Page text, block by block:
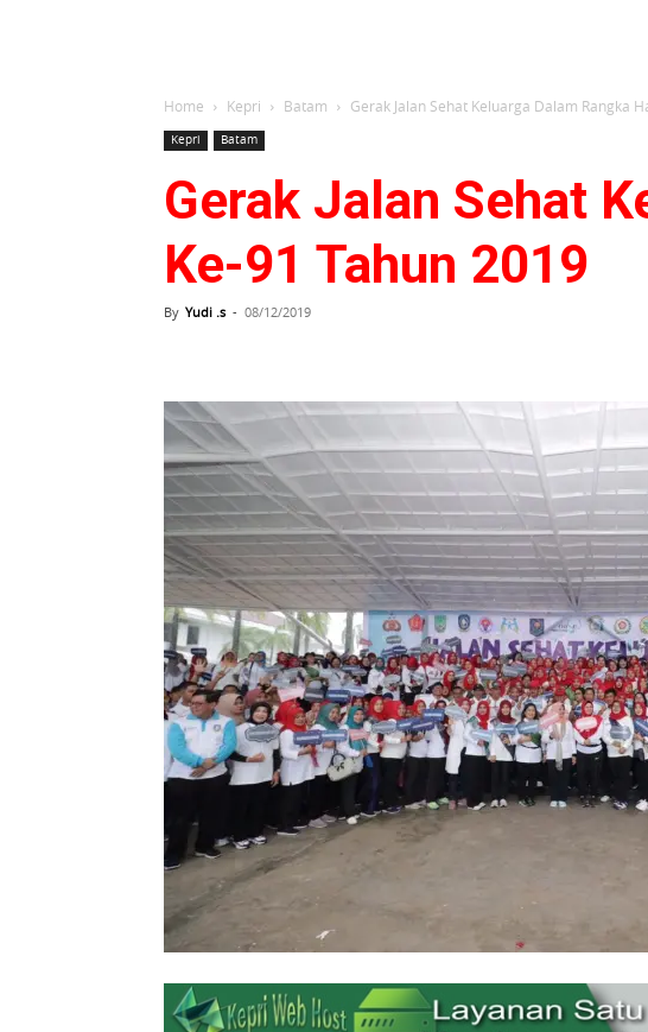
Home Kepri Batam Gerak Jalan Sehat Keluarga Dalam Rangka
Kepri Batam
Gerak Jalan Sehat
Ke-91 Tahun 2019
By Yudi .s - 08/12/2019